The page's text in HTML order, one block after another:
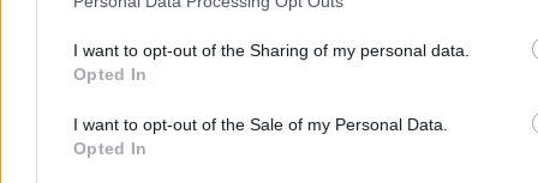
I want to opt-out of the Sharing of my personal data.
Opted In
I want to opt-out of the Sale of my Personal Data.
Opted In
Reklama